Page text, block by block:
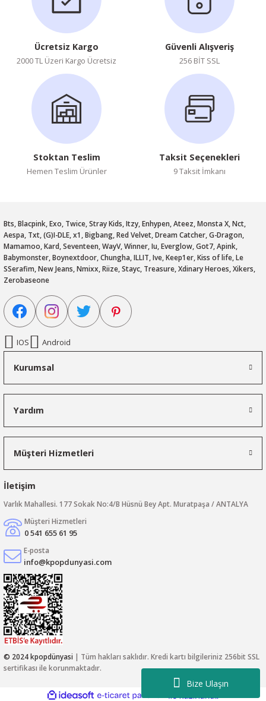
Bize Ulaşın
Ücretsiz Kargo
2000 TL Üzeri Kargo Ücretsiz
Güvenli Alışveriş
256 BİT SSL
Stoktan Teslim
Hemen Teslim Ürünler
Taksit Seçenekleri
9 Taksit İmkanı
Bts, Blacpink, Exo, Twice, Stray Kids, Itzy, Enhypen, Ateez, Monsta X, Nct,
Aespa, Txt, (G)I-DLE, x1, Bigbang, Red Velvet, Dream Catcher, G-Dragon,
Mamamoo, Kard, Seventeen, WayV, Winner, Iu, Everglow, Got7, Apink,
Babymonster, Boynextdoor, Chungha, ILLIT, Ive, Keep1er, Kiss of life, Le
SSerafim, New Jeans, Nmixx, Riize, Stayc, Treasure, Xdinary Heroes, Xikers,
Zerobaseone
IOS Android
Kurumsal
Yardım
Müşteri Hizmetleri
İletişim
Varlık Mahallesi. 177 Sokak No:4/B Hüsnü Bey Apt. Muratpaşa / ANTALYA
Müşteri Hizmetleri
0 541 655 61 95
E-posta
info@kpopdunyasi.com
© 2024 kpopdünyasi | Tüm hakları saklıdır. Kredi kartı bilgileriniz 256bit SSL
sertifikası ile korunmaktadır.
ideasoft